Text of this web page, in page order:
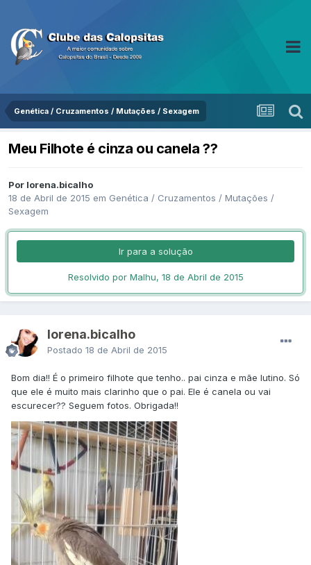
Genética / Cruzamentos / Mutações / Sexagem
Meu Filhote é cinza ou canela ??
Por lorena.bicalho
18 de Abril de 2015 em Genética / Cruzamentos / Mutações /
Sexagem
Ir para a solução
Resolvido por Malhu, 18 de Abril de 2015
lorena.bicalho
Postado 18 de Abril de 2015
Bom dia!! É o primeiro filhote que tenho.. pai cinza e mãe lutino. Só
que ele é muito mais clarinho que o pai. Ele é canela ou vai
escurecer?? Seguem fotos. Obrigada!!